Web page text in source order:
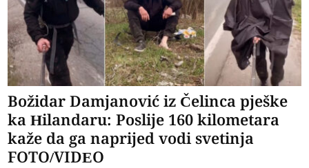
Božidar Damjanović iz Čelinca pješke
ka Hilandaru: Poslije 160 kilometara
kaže da ga naprijed vodi svetinja
FOTO/VIDEO